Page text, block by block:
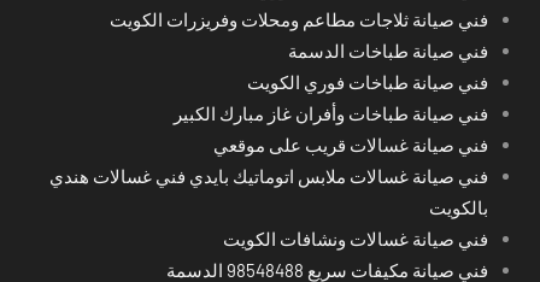
فني صيانة ثلاجات مطاعم ومحلات وفريزرات الكويت
فني صيانة طباخات الدسمة
فني صيانة طباخات فوري الكويت
فني صيانة طباخات وأفران غاز مبارك الكبير
فني صيانة غسالات قريب على موقعي
فني صيانة غسالات ملابس اتوماتيك بايدي فني غسالات هندي
بالكويت
فني صيانة غسالات ونشافات الكويت
فني صيانة مكيفات سريع 98548488 الدسمة